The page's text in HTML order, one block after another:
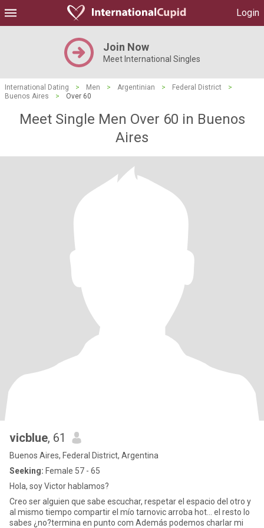
Login
Join Now
Meet International Singles
International Dating > Men > Argentinian > Federal District
>
Buenos Aires
> Over 60
Meet Single Men Over 60 in Buenos
Aires
vicblue, 61
Buenos Aires, Federal District, Argentina
Seeking: Female 57 - 65
Hola, soy Victor hablamos?
Creo ser alguien que sabe escuchar, respetar el espacio del otro y
al mismo tiempo compartir el mío tarnovic arroba hot... el resto lo
sabes ¿no?termina en punto com Además podemos charlar mi